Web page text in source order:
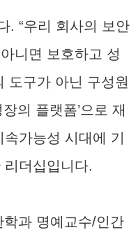
. “우리 회사의 보안
니면 보호하고 성
도구가 아닌 구성원
의 플랫폼’으로 재
가능성 시대에 기
더십입니다.
과 명예교수/인간